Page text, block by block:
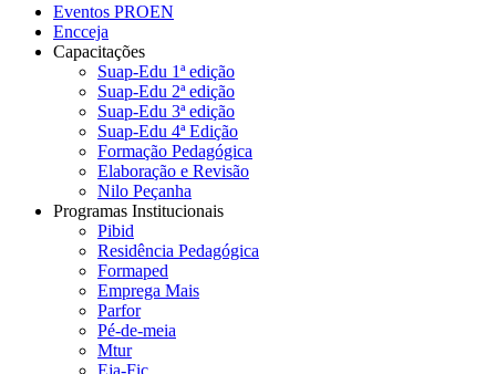
Eventos PROEN
Encceja
Capacitações
Suap-Edu 1ª edição
Suap-Edu 2ª edição
Suap-Edu 3ª edição
Suap-Edu 4ª Edição
Formação Pedagógica
Elaboração e Revisão
Nilo Peçanha
Programas Institucionais
Pibid
Residência Pedagógica
Formaped
Emprega Mais
Parfor
Pé-de-meia
Mtur